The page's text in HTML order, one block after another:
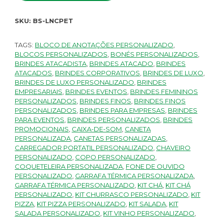
SKU: BS-LNCPET
TAGS: BLOCO DE ANOTAÇÕES PERSONALIZADO
BLOCOS PERSONALIZADOS BONÉS PERSONALIZADOS
BRINDES ATACADISTA BRINDES ATACADO BRINDES
ATACADOS BRINDES CORPORATIVOS BRINDES DE LUXO
BRINDES DE LUXO PERSONALIZADO BRINDES
EMPRESARIAIS BRINDES EVENTOS BRINDES FEMININOS
PERSONALIZADOS BRINDES FINOS BRINDES FINOS
PERSONALIZADOS BRINDES PARA EMPRESAS BRINDES
PARA EVENTOS BRINDES PERSONALIZADOS BRINDES
PROMOCIONAIS CAIXA-DE-SOM CANETA
PERSONALIZADA CANETAS PERSONALIZADAS
CARREGADOR PORTATIL PERSONALIZADO CHAVEIRO
PERSONALIZADO COPO PERSONALIZADO
COQUETELEIRA PERSONALIZADA FONE DE OUVIDO
PERSONALIZADO GARRAFA TÉRMICA PERSONALIZADA
GARRAFA TÉRMICA PERSONALIZADO KIT CHÁ KIT CHÁ
PERSONALIZADO KIT CHURRASCO PERSONALIZADO KIT
PIZZA KIT PIZZA PERSONALIZADO KIT SALADA KIT
SALADA PERSONALIZADO KIT VINHO PERSONALIZADO